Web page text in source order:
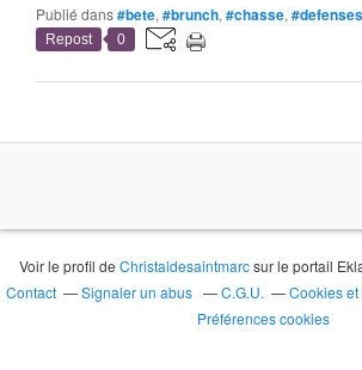
Publié dans#bete, #brunch, #chasse, #defenses
Repost 0
Voir le profil deChristaldesaintmarcsur le portail
Contact
Signaler un abus C.G.U.
Cookies
Préférences cookies